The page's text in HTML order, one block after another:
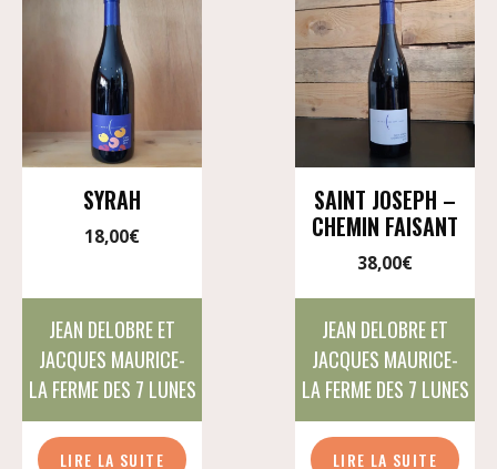
SYRAH
18,00€
JEAN DELOBRE ET
JACQUES MAURICE-
LA FERME DES 7 LUNES
LIRE LA SUITE
SAINT JOSEPH –
CHEMIN FAISANT
38,00€
JEAN DELOBRE ET
JACQUES MAURICE-
LA FERME DES 7 LUNES
LIRE LA SUITE